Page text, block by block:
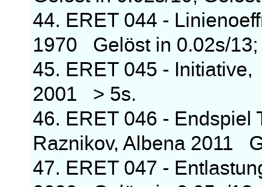
44. ERET 044 -
1970 Gelöst in 0.02s/13;
45. ERET 045 -
2001 > 5s.
46. ERET 046 -
Raznikov, Albena 2011
47. ERET 047 -